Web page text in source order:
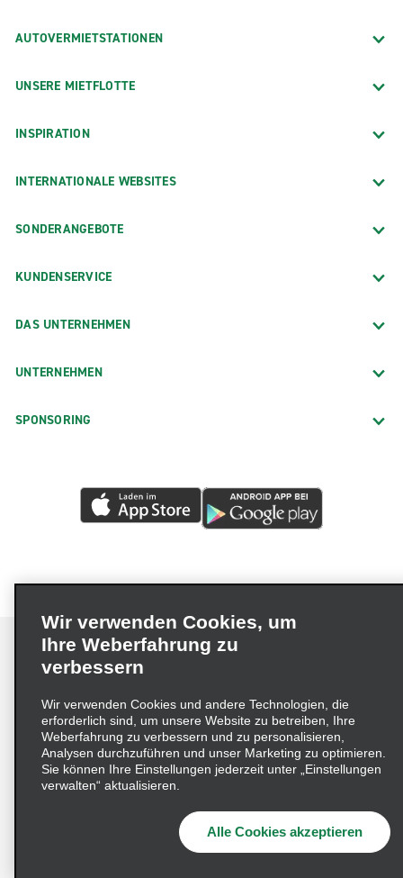
AUTOVERMIETSTATIONEN
UNSERE MIETFLOTTE
INSPIRATION
INTERNATIONALE WEBSITES
SONDERANGEBOTE
KUNDENSERVICE
DAS UNTERNEHMEN
UNTERNEHMEN
SPONSORING
Impressum Nutzungsbedingungen
Datenschutzrichtlinie
Cookie-Richtlinie
Datenschutzoptionen
Lieferkettensorgfaltspflichtengesetz (LkSG) Grundsatzerklärung
Beschwerdeverfahren nach dem
© 2026 Enterprise Holdings, Inc. Alle Rechte vorbehalten
Wir verwenden Cookies, um
Ihre Weberfahrung zu
verbessern
Wir verwenden Cookies und andere Technologien, die
erforderlich sind, um unsere Website zu betreiben, Ihre
Weberfahrung zu verbessern und zu personalisieren,
Analysen durchzuführen und unser Marketing zu optimieren.
Sie können Ihre Einstellungen jederzeit unter „Einstellungen
verwalten“ aktualisieren.
Alle Cookies akzeptieren